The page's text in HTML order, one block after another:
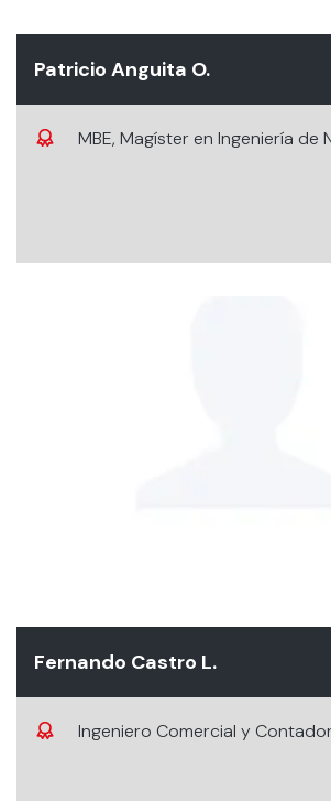
Patricio Anguita O.
MBE, Magíster en Ingeniería de
Fernando Castro L.
Ingeniero Comercial y